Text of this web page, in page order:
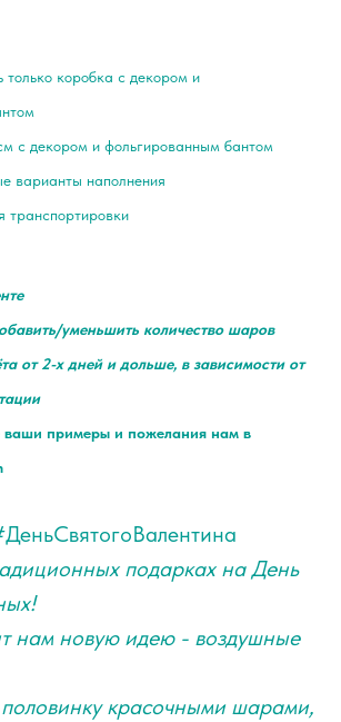
только коробка с декором и
с декором и фольгированным бантом
варианты наполнения
транспортировки
уменьшить количество шаров
от 2-х дней и дольше, в зависимости от
ваши примеры и пожелания нам в
подарках на День
нам новую идею - воздушные
красочными шарами,